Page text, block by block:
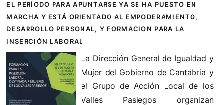
EL PERÍODO PARA APUNTARSE YA SE HA PUESTO EN
MARCHA Y ESTÁ ORIENTADO AL EMPODERAMIENTO,
DESARROLLO PERSONAL, Y FORMACIÓN PARA LA
INSERCIÓN LABORAL
La Dirección General de Igualdad y
Mujer del Gobierno de Cantabria y
el Grupo de Acción Local de los
Valles Pasiegos organizan